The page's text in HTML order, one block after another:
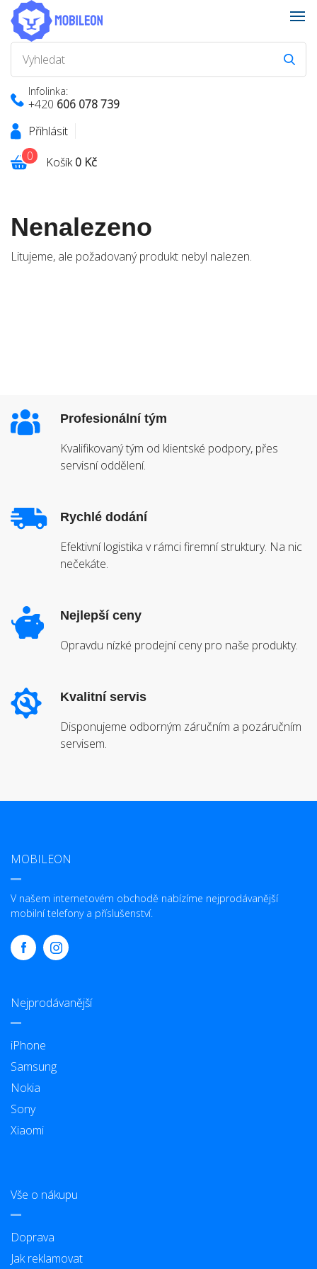
Infolinka:
+420 606 078 739
Přihlásit
Košík0 Kč
0
Nenalezeno
Litujeme, ale požadovaný produkt nebyl nalezen.
Profesionální tým
Kvalifikovaný tým od klientské podpory, přes
servisní oddělení.
Rychlé dodání
Efektivní logistika v rámci firemní struktury. Na nic
nečekáte.
Nejlepší ceny
Opravdu nízké prodejní ceny pro naše produkty.
Kvalitní servis
Disponujeme odborným záručním a pozáručním
servisem.
MOBILEON
V našem internetovém obchodě nabízíme nejprodávanější
mobilní telefony a příslušenství.
Nejprodávanější
iPhone
Samsung
Nokia
Sony
Xiaomi
Vše o nákupu
Doprava
Jak reklamovat